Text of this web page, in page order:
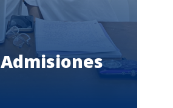
Admisiones